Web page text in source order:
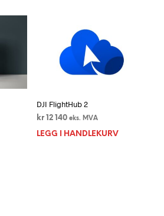
DJI FlightHub 2
kr12 140 eks. MVA
LEGG I HANDLEKURV